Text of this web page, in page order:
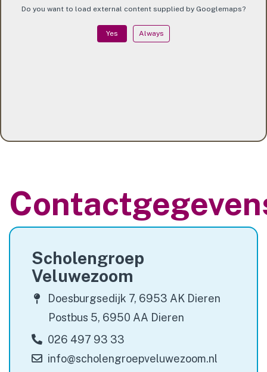
Do you want to load external content supplied by Googlemaps?
Yes Always
Scholengroep
Veluwezoom
Doesburgsedijk 7, 6953 AK Dieren
Postbus 5, 6950 AA Dieren
026 497 93 33
info@scholengroepveluwezoom.nl